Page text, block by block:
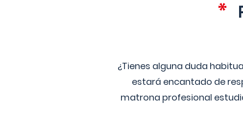
¿Tienes alguna duda
estará encantado de
matrona profesional